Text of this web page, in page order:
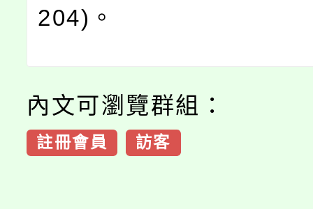
204)。
內文可瀏覽群組：
註冊會員 訪客